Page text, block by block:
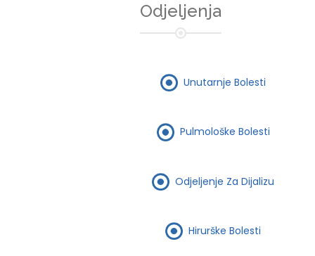
Odjeljenja
Unutarnje Bolesti
Pulmološke Bolesti
Odjeljenje Za Dijalizu
Hirurške Bolesti